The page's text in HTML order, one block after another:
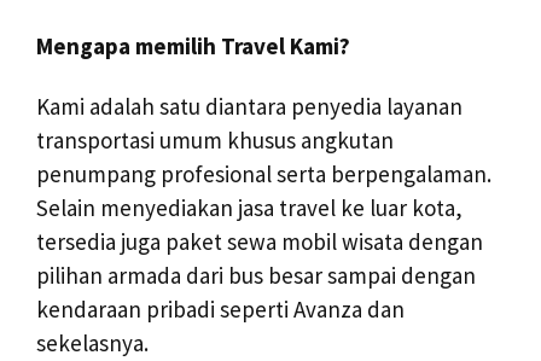
Mengapa memilih Travel Kami?
Kami adalah satu diantara penyedia layanan
transportasi umum khusus angkutan
penumpang profesional serta berpengalaman.
Selain menyediakan jasa travel ke luar kota,
tersedia juga paket sewa mobil wisata dengan
pilihan armada dari bus besar sampai dengan
kendaraan pribadi seperti Avanza dan
sekelasnya.